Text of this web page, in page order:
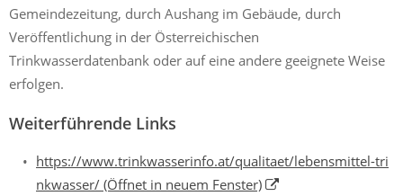
Gemeindezeitung, durch Aushang im Gebäude, durch
Veröffentlichung in der Österreichischen
Trinkwasserdatenbank oder auf eine andere geeignete Weise
erfolgen.
Weiterführende Links
https://www.trinkwasserinfo.at/qualitaet/lebensmittel-tri
nkwasser/ (Öffnet in neuem Fenster)